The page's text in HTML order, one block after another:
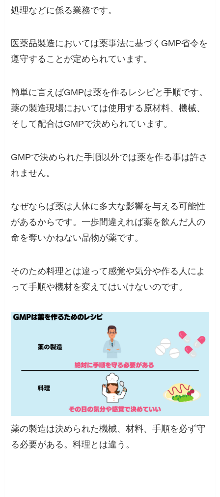
処理などに係る業務です。
医薬品製造においては薬事法に基づくGMP省令を
遵守することが定められています。
簡単に言えばGMPは薬を作るレシピと手順です。
薬の製造現場においては使用する原材料、機械、
そして配合はGMPで決められています。
GMPで決められた手順以外では薬を作る事は許さ
れません。
なぜならば薬は人体に多大な影響を与える可能性
があるからです。一歩間違えれば薬を飲んだ人の
命を奪いかねない品物が薬です。
そのため料理とは違って感覚や気分や作る人によ
って手順や機材を変えてはいけないのです。
薬の製造は決められた機械、材料、手順を必ず守
る必要がある。料理とは違う。